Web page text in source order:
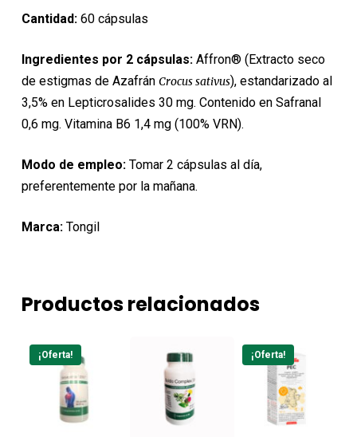
Cantidad:60 cápsulas
Ingredientes por 2 cápsulas: Affron® (Extracto seco
de estigmas de Azafrán Crocus sativus), estandarizado al
3,5% en Lepticrosalides 30 mg. Contenido en Safranal
0,6 mg. Vitamina B6 1,4 mg (100% VRN).
Modo de empleo: Tomar 2 cápsulas al día,
preferentemente por la mañana.
Marca:Tongil
Productos relacionados
¡Oferta! ¡Oferta!